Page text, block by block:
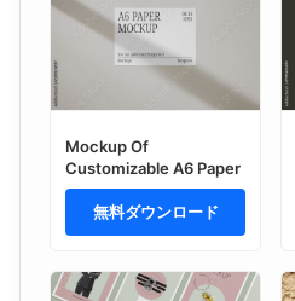
Mockup Of
Customizable A6 Paper
無料ダウンロード